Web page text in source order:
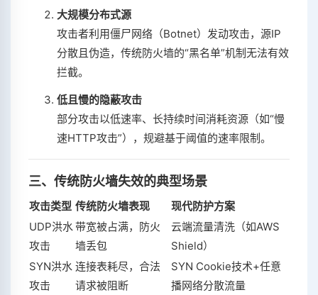
大规模分布式源
攻击者利用僵尸网络（Botnet）发动攻击，源IP
分散且伪造，传统防火墙的“黑名单”机制无法有效
拦截。
低且慢的隐蔽攻击
部分攻击以低速率、长持续时间消耗资源（如“慢
速HTTP攻击”），规避基于阈值的速率限制。
三、传统防火墙失效的典型场景
攻击类型 传统防火墙表现
现代防护方案
UDP洪水
攻击
带宽被占满，防火
墙丢包
云端流量清洗（如AWS
Shield）
SYN洪水
攻击
连接表耗尽，合法
请求被阻断
SYN Cookie技术+任意
播网络分散流量